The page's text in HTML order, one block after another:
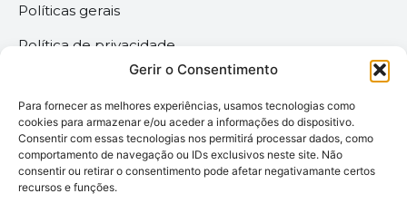
Gerir o Consentimento
Para fornecer as melhores experiências, usamos tecnologias como
cookies para armazenar e/ou aceder a informações do dispositivo.
Consentir com essas tecnologias nos permitirá processar dados, como
comportamento de navegação ou IDs exclusivos neste site. Não
consentir ou retirar o consentimento pode afetar negativamante certos
recursos e funções.
Políticas gerais
Política de privacidade
Termos & Condições
Política de cookies
Megaimprime © 2025 |
Todos os Direitos